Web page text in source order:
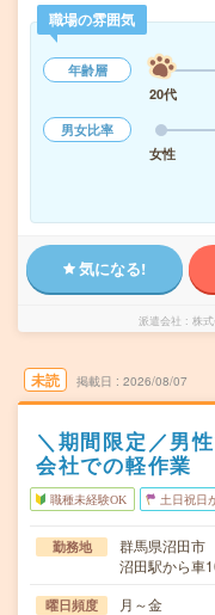
職場の雰囲気
年齢層
20代
男女比率
女性
気になる!
派遣会社 株
未読 掲載日 2026/08/07
＼期間限定／男
会社での軽作業
職種未経験OK 土日祝日
勤務地
群馬県沼田市
沼田駅から車
曜日頻度 月～金